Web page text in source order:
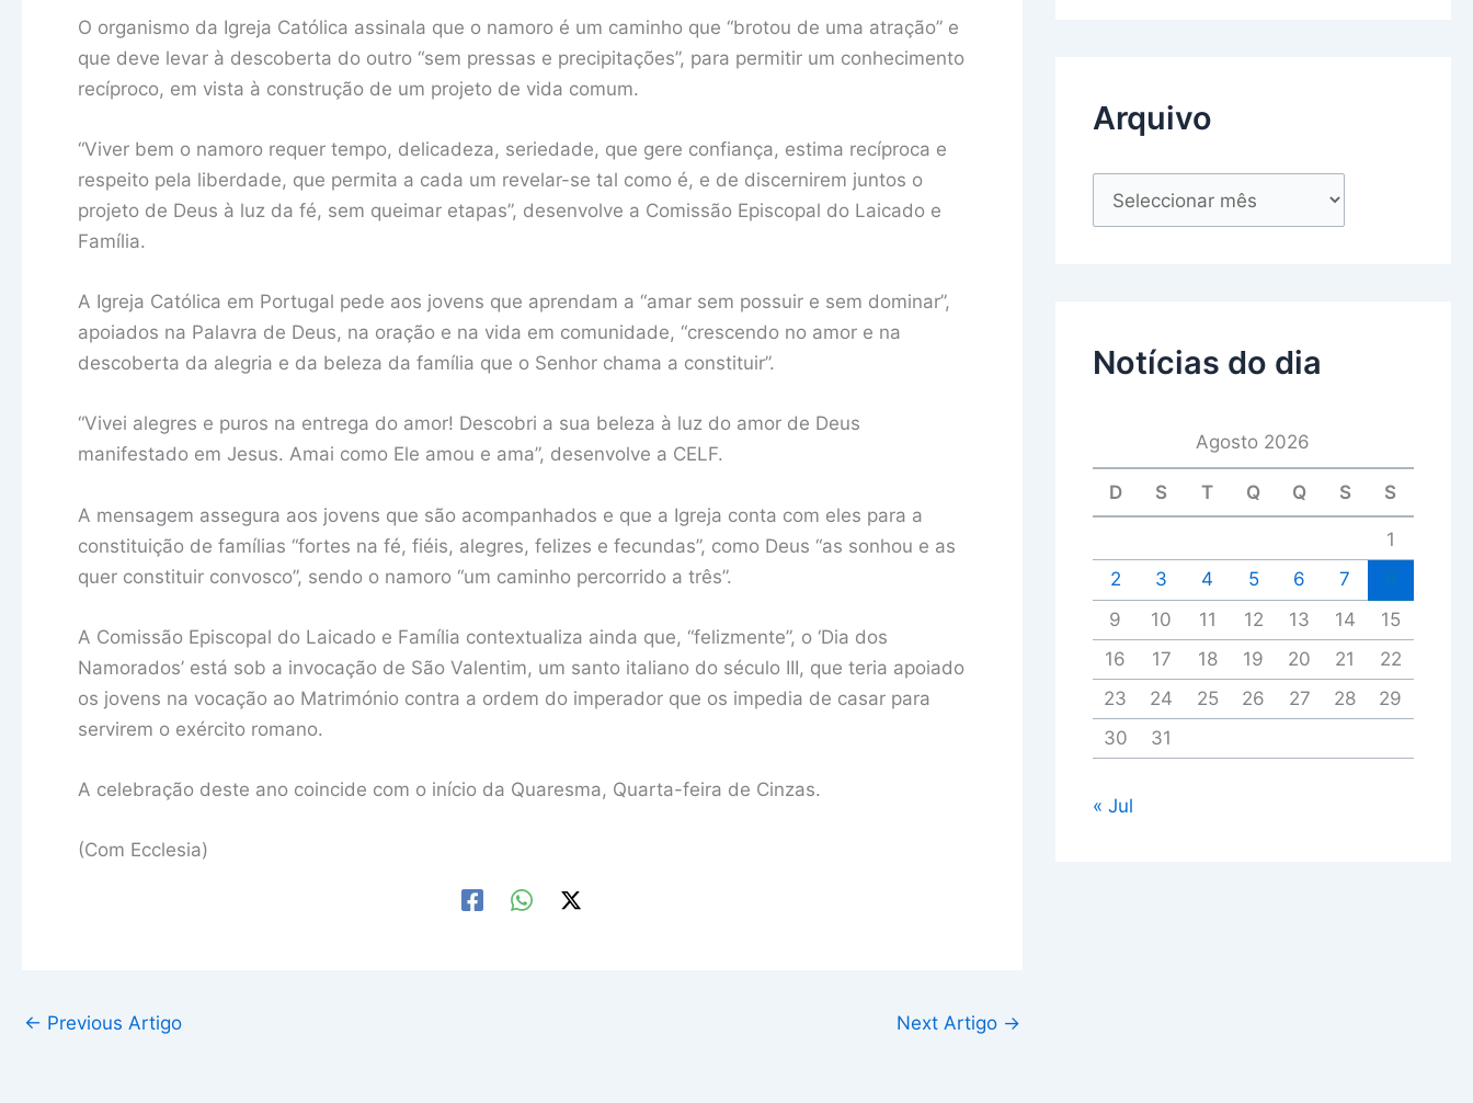
O organismo da Igreja Católica assinala que o namoro é um caminho que “brotou de uma atração” e
que deve levar à descoberta do outro “sem pressas e precipitações”, para permitir um conhecimento
recíproco, em vista à construção de um projeto de vida comum.
“Viver bem o namoro requer tempo, delicadeza, seriedade, que gere confiança, estima recíproca e
respeito pela liberdade, que permita a cada um revelar-se tal como é, e de discernirem juntos o
projeto de Deus à luz da fé, sem queimar etapas”, desenvolve a Comissão Episcopal do Laicado e
Família.
A Igreja Católica em Portugal pede aos jovens que aprendam a “amar sem possuir e sem dominar”,
apoiados na Palavra de Deus, na oração e na vida em comunidade, “crescendo no amor e na
descoberta da alegria e da beleza da família que o Senhor chama a constituir”.
“Vivei alegres e puros na entrega do amor! Descobri a sua beleza à luz do amor de Deus
manifestado em Jesus. Amai como Ele amou e ama”, desenvolve a CELF.
A mensagem assegura aos jovens que são acompanhados e que a Igreja conta com eles para a
constituição de famílias “fortes na fé, fiéis, alegres, felizes e fecundas”, como Deus “as sonhou e as
quer constituir convosco”, sendo o namoro “um caminho percorrido a três”.
A Comissão Episcopal do Laicado e Família contextualiza ainda que, “felizmente”, o ‘Dia dos
Namorados’ está sob a invocação de São Valentim, um santo italiano do século III, que teria apoiado
os jovens na vocação ao Matrimónio contra a ordem do imperador que os impedia de casar para
servirem o exército romano.
A celebração deste ano coincide com o início da Quaresma, Quarta-feira de Cinzas.
(Com Ecclesia)
← Previous Artigo Next Artigo →
Arquivo
Notícias do dia
Agosto 2026
D S T Q Q S S
1
2
3 4 5 6 7
9
10 11 12 13 14
15
16
17 18 19 20 21
22
23
24 25 26 27 28
29
30
31
« Jul